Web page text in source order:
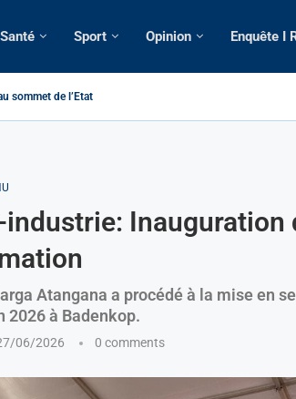
Santé Sport Opinion Enquête I
de l’Etat: Le...
Inauguration
Atangana a procédé à la mise en
à Badenkop.
06/2026 0 comments